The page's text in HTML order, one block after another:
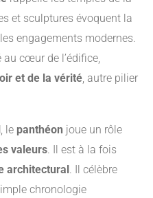
et sculptures évoquent la
engagements modernes.
cœur de l’édifice,
et de la vérité, autre pilier
, le panthéon joue un rôle
valeurs. Il est à la fois
architectural. Il célèbre
chronologie